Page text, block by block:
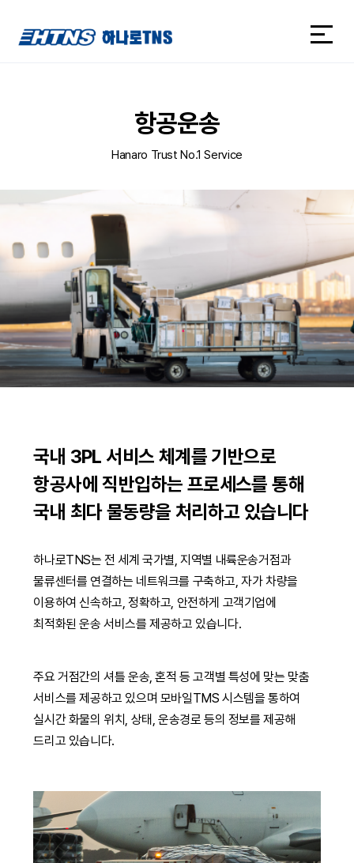
하나로TNS
항공운송
Hanaro Trust No.1 Service
국내 3PL 서비스 체계를 기반으로
항공사에 직반입하는 프로세스를 통해
국내 최다 물동량을 처리하고 있습니다
하나로TNS는 전 세계 국가별, 지역별 내륙운송거점과
물류센터를 연결하는 네트워크를 구축하고, 자가 차량을
이용하여 신속하고, 정확하고, 안전하게 고객기업에
최적화된 운송 서비스를 제공하고 있습니다.
주요 거점간의 셔틀 운송, 혼적 등 고객별 특성에 맞는 맞춤
서비스를 제공하고 있으며 모바일TMS 시스템을 통하여
실시간 화물의 위치, 상태, 운송경로 등의 정보를 제공해
드리고 있습니다.